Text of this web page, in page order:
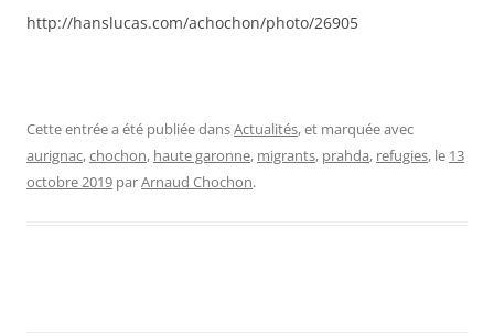
http://hanslucas.com/achochon/photo/26905
Cette entrée a été publiée dansActualités, et marquée avec
aurignac,chochon, haute garonne, migrants, prahda, refugies, le 13
octobre 2019 parArnaud Chochon.